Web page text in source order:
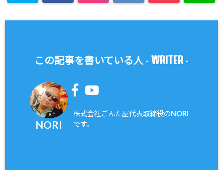
この記事を書いている人 - WRITER-
NORI
株式会社ごんた屋代表取締役のNORI
です。